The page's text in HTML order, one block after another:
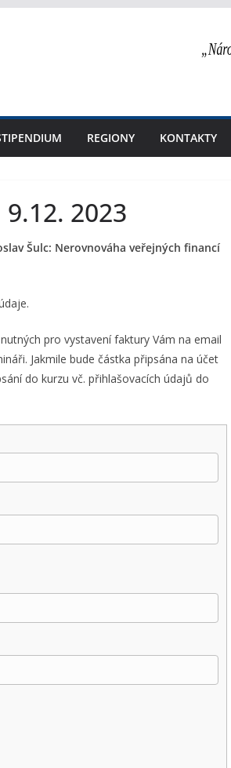
REGIONY KONTAKTY
2023
Šulc: Nerovnováha veřejných financí
pro vystavení faktury Vám na email
Jakmile bude částka připsána na účet
do kurzu vč. přihlašovacích údajů do